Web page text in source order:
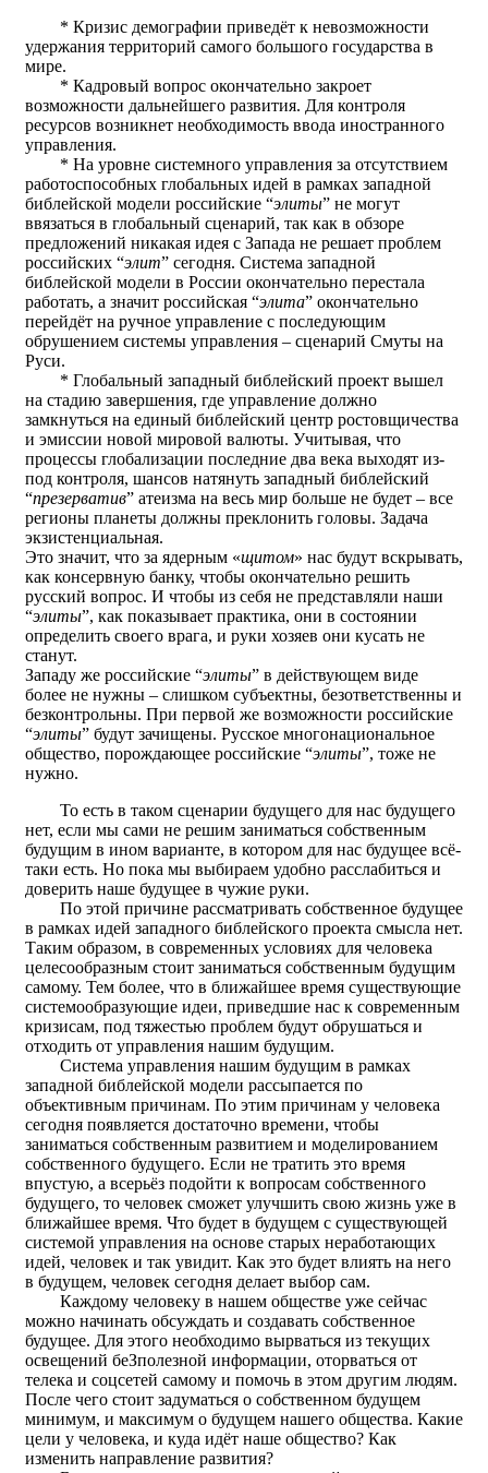
* Кризис демографии приведёт к невозможности
удержания территорий самого большого государства в
мире.
* Кадровый вопрос окончательно закроет
возможности дальнейшего развития. Для контроля
ресурсов возникнет необходимость ввода иностранного
управления.
* На уровне системного управления за отсутствием
работоспособных глобальных идей в рамках западной
библейской модели российские “элиты” не могут
ввязаться в глобальный сценарий, так как в обзоре
предложений никакая идея с Запада не решает проблем
российских “элит” сегодня. Система западной
библейской модели в России окончательно перестала
работать, а значит российская “элита” окончательно
перейдёт на ручное управление с последующим
обрушением системы управления – сценарий Смуты на
Руси.
* Глобальный западный библейский проект вышел
на стадию завершения, где управление должно
замкнуться на единый библейский центр ростовщичества
и эмиссии новой мировой валюты. Учитывая, что
процессы глобализации последние два века выходят из-
под контроля, шансов натянуть западный библейский
“презерватив” атеизма на весь мир больше не будет – все
регионы планеты должны преклонить головы. Задача
экзистенциальная.
Это значит, что за ядерным «щитом» нас будут вскрывать,
как консервную банку, чтобы окончательно решить
русский вопрос. И чтобы из себя не представляли наши
“элиты”, как показывает практика, они в состоянии
определить своего врага, и руки хозяев они кусать не
станут.
Западу же российские “элиты” в действующем виде
более не нужны – слишком субъектны, безответственны и
безконтрольны. При первой же возможности российские
“элиты” будут зачищены. Русское многонациональное
общество, порождающее российские “элиты”, тоже не
нужно.
То есть в таком сценарии будущего для нас будущего
нет, если мы сами не решим заниматься собственным
будущим в ином варианте, в котором для нас будущее всё-
таки есть. Но пока мы выбираем удобно расслабиться и
доверить наше будущее в чужие руки.
По этой причине рассматривать собственное будущее
в рамках идей западного библейского проекта смысла нет.
Таким образом, в современных условиях для человека
целесообразным стоит заниматься собственным будущим
самому. Тем более, что в ближайшее время существующие
системообразующие идеи, приведшие нас к современным
кризисам, под тяжестью проблем будут обрушаться и
отходить от управления нашим будущим.
Система управления нашим будущим в рамках
западной библейской модели рассыпается по
объективным причинам. По этим причинам у человека
сегодня появляется достаточно времени, чтобы
заниматься собственным развитием и моделированием
собственного будущего. Если не тратить это время
впустую, а всерьёз подойти к вопросам собственного
будущего, то человек сможет улучшить свою жизнь уже в
ближайшее время. Что будет в будущем с существующей
системой управления на основе старых неработающих
идей, человек и так увидит. Как это будет влиять на него
в будущем, человек сегодня делает выбор сам.
Каждому человеку в нашем обществе уже сейчас
можно начинать обсуждать и создавать собственное
будущее. Для этого необходимо вырваться из текущих
освещений беЗполезной информации, оторваться от
телека и соцсетей самому и помочь в этом другим людям.
После чего стоит задуматься о собственном будущем
минимум, и максимум о будущем нашего общества. Какие
цели у человека, и куда идёт наше общество? Как
изменить направление развития?